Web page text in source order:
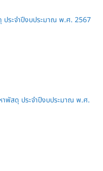
ประจำปีงบประมาณ พ.ศ. 2567
าพัสดุ ประจำปีงบประมาณ พ.ศ.